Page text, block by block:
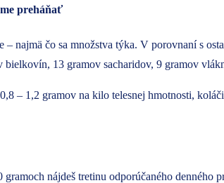
preháňať
najmä čo sa množstva týka. V porovnaní s
13 gramov sacharidov, 9 gramov
– 1,2 gramov na kilo telesnej hmotnosti,
gramoch nájdeš tretinu odporúčaného denného